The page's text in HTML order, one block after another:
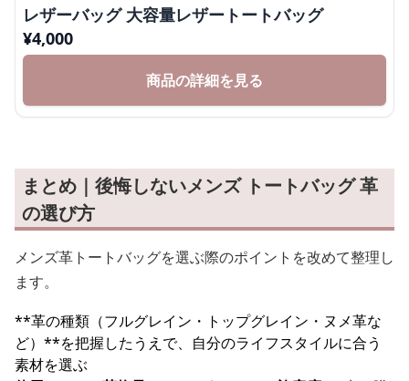
レザーバッグ 大容量レザートートバッグ
¥4,000
商品の詳細を見る
まとめ｜後悔しないメンズ トートバッグ 革
の選び方
メンズ革トートバッグを選ぶ際のポイントを改めて整理し
ます。
**革の種類（フルグレイン・トップグレイン・ヌメ革な
ど）**を把握したうえで、自分のライフスタイルに合う
素材を選ぶ